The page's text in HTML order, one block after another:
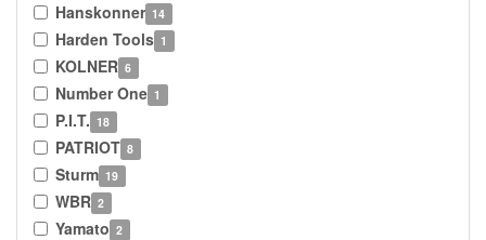
Hanskonner 14
Harden Tools 1
KOLNER 6
Number One 1
P.I.T. 18
PATRIOT 8
Sturm 19
WBR 2
Yamato 2